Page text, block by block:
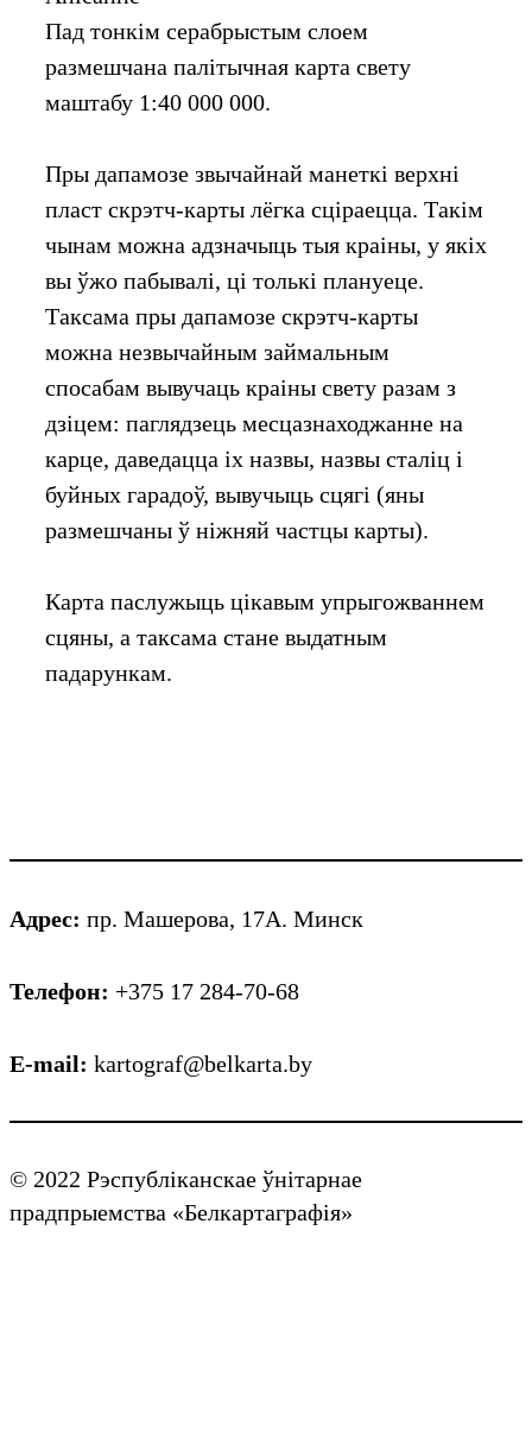
Пад тонкім серабрыстым слоем
размешчана палітычная карта свету
маштабу 1:40 000 000.
Пры дапамозе звычайнай манеткі верхні
пласт скрэтч-карты лёгка сціраецца. Такім
чынам можна адзначыць тыя краіны, у якіх
вы ўжо пабывалі, ці толькі плануеце.
Таксама пры дапамозе скрэтч-карты
можна незвычайным займальным
спосабам вывучаць краіны свету разам з
дзіцем: паглядзець месцазнаходжанне на
карце, даведацца іх назвы, назвы сталіц і
буйных гарадоў, вывучыць сцягі (яны
размешчаны ў ніжняй частцы карты).
Карта паслужыць цікавым упрыгожваннем
сцяны, а таксама стане выдатным
падарункам.
Адрес: пр. Машерова, 17А. Минск
Телефон: +375 17 284-70-68
E-mail: kartograf@belkarta.by
© 2022 Рэспубліканскае ўнітарнае
прадпрыемства «Белкартаграфія»